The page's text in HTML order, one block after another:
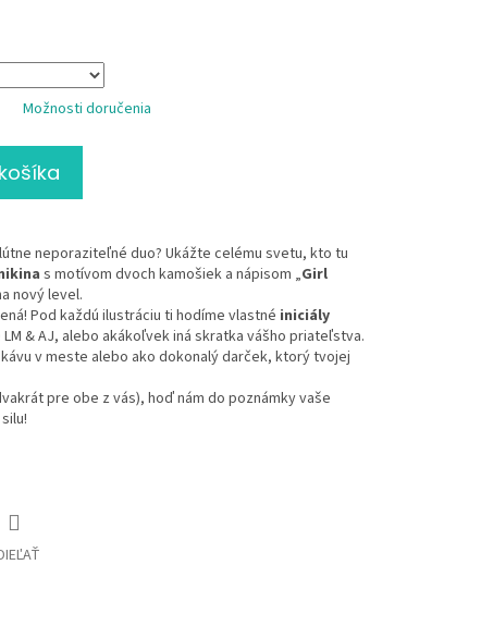
Možnosti doručenia
neporaziteľné duo? Ukážte celému svetu, kto tu
s motívom dvoch kamošiek a nápisom „Girl
nový level.
Pod každú ilustráciu ti hodíme vlastné iniciály
& AJ, alebo akákoľvek iná skratka vášho priateľstva.
v meste alebo ako dokonalý darček, ktorý tvojej
pre obe z vás), hoď nám do poznámky vaše